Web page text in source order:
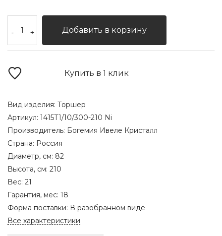
- + Добавить в корзину
Купить в 1 клик
Вид изделия: Торшер
Артикул: 1415T1/10/300-210 Ni
Производитель: Богемия Ивеле Кристалл
Страна: Россия
Диаметр, см: 82
Высота, см: 210
Вес: 21
Гарантия, мес: 18
Форма поставки: В разобранном виде
Все характеристики